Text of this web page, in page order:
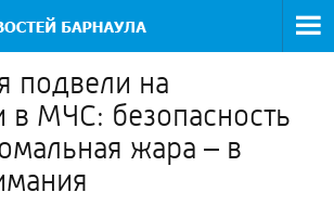
подвели на
в МЧС: безопасность
жара – в